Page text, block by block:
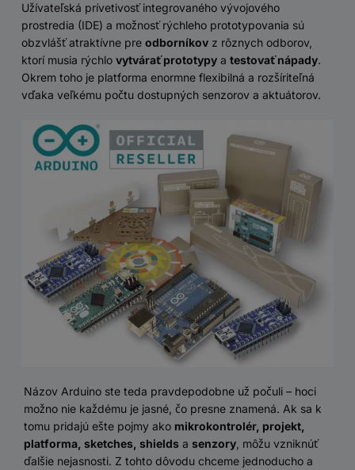
Užívateľská prívetivosť integrovaného vývojového
prostredia (IDE) a možnosť rýchleho prototypovania sú
obzvlášť atraktívne pre odborníkov z rôznych odborov,
ktorí musia rýchlo vytvárať prototypy a testovať nápady.
Okrem toho je platforma enormne flexibilná a rozšíriteľná
vďaka veľkému počtu dostupných senzorov a aktuátorov.
Názov Arduino ste teda pravdepodobne už počuli – hoci
možno nie každému je jasné, čo presne znamená. Ak sa k
tomu pridajú ešte pojmy ako mikrokontrolér, projekt,
platforma, sketches, shields a senzory , môžu vzniknúť
ďalšie nejasnosti. Z tohto dôvodu chceme jednoducho a